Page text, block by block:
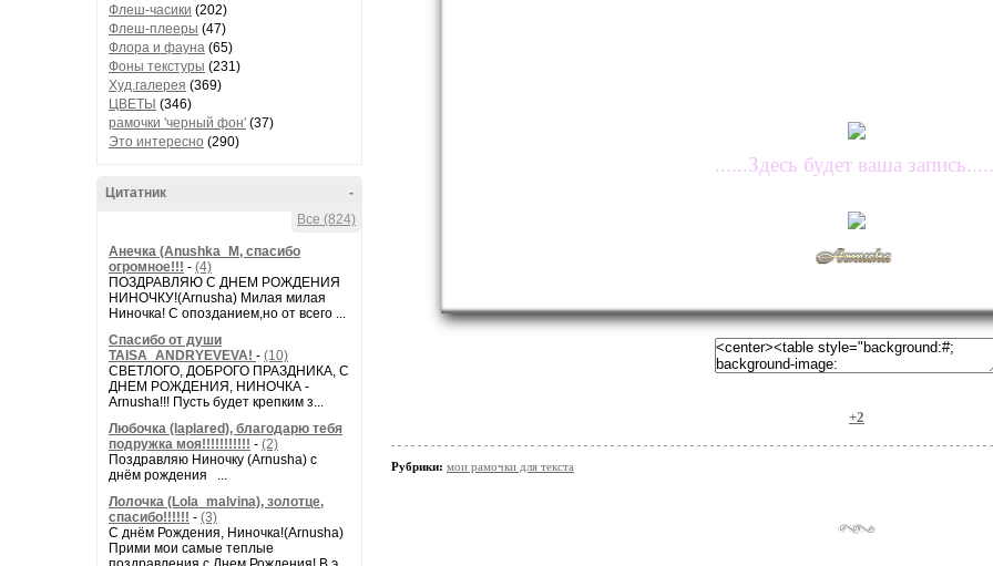
Флеш-часики (202)
Флеш-плееры (47)
Флора и фауна (65)
Фоны текстуры (231)
Худ.галерея (369)
ЦВЕТЫ (346)
рамочки 'черный фон' (37)
Это интересно (290)
-
Цитатник
Все (824)
Анечка (Anushka_M, спасибо
огромное!!! - (4)
ПОЗДРАВЛЯЮ С ДНЕМ РОЖДЕНИЯ
НИНОЧКУ!(Arnusha) Милая милая
Ниночка! С опозданием,но от всего ...
Спасибо от души
TAISA_ANDRYEVEVA! - (10)
СВЕТЛОГО, ДОБРОГО ПРАЗДНИКА, С
ДНЕМ РОЖДЕНИЯ, НИНОЧКА -
Arnusha!!! Пусть будет крепким з...
Любочка (laplared), благодарю тебя
подружка моя!!!!!!!!!!! - (2)
Поздравляю Ниночку (Arnusha) с
днём рождения ...
Лолочка (Lola_malvina), золотце,
спасибо!!!!!! - (3)
С днём Рождения, Ниночка!(Аrnusha)
Прими мои самые теплые
......Здесь будет ваша
+2
Рубрики: мои рамочки для текста